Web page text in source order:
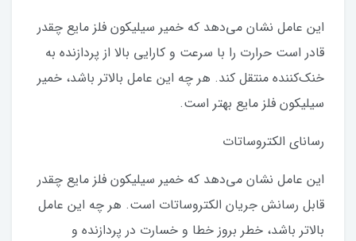
این عامل نشان می‌دهد که خمیر سیلیکون فلز مایع چقدر
قادر است حرارت را با سرعت و کارایی بالا از پردازنده به
خنک‌کننده منتقل کند. هر چه این عامل بالاتر باشد، خمیر
سیلیکون فلز مایع بهتر است.
رسانای الکتروساتات
این عامل نشان می‌دهد که خمیر سیلیکون فلز مایع چقدر
قابل رسانش جریان الکتروساتات است. هر چه این عامل
بالاتر باشد، خطر بروز خطا و خسارت در پردازنده و